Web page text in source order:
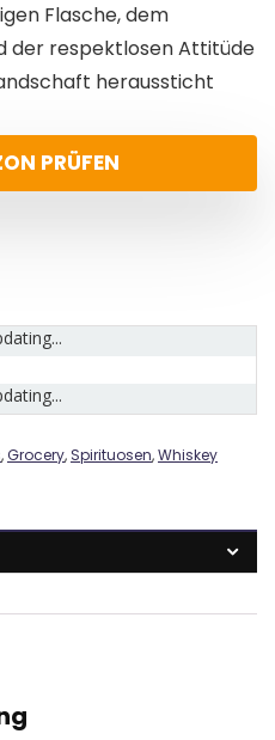
Flasche, dem
der respektlosen Attitüde
heraussticht
PRÜFEN
,Grocery, Spirituosen,Whiskey